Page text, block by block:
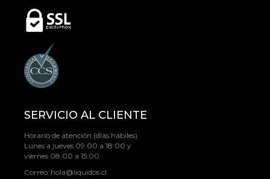
SERVICIO AL CLIENTE
Horario de atención (días hábiles):
Lunes a jueves 09:00 a 18:00 y
viernes 08:00 a 15:00
Correo: hola@liquidos.cl